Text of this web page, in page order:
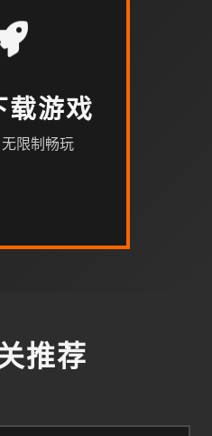
载游戏
无限制畅玩
推荐